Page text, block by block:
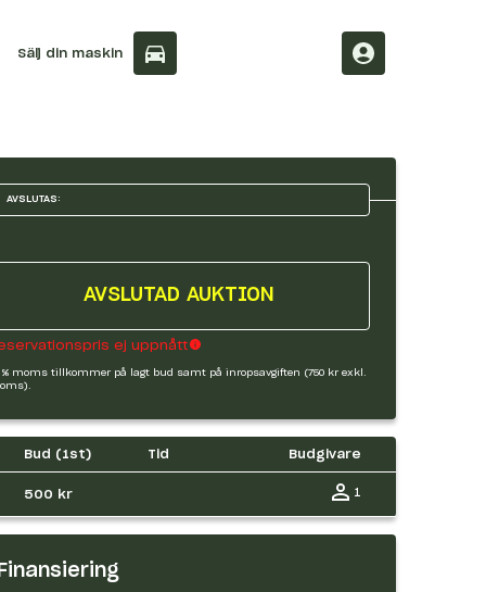
Sälj din maskin
AVSLUTAS:
AVSLUTAD AUKTION
ej uppnått
% moms tillkommer på lagt bud samt på inropsavgiften (750 kr exkl.
Bud (1st) Tid Budgivare
500 kr 1
Finansiering